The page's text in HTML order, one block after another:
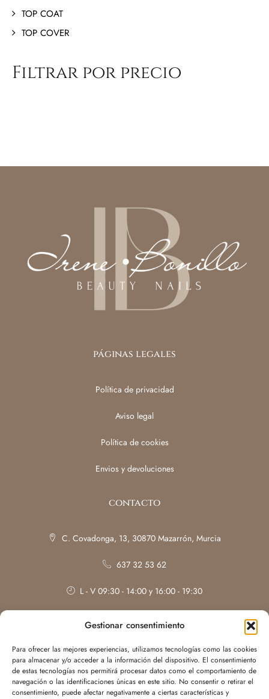
Gestionar consentimiento
Para ofrecer las mejores experiencias, utilizamos tecnologías como las cookies
para almacenar y/o acceder a la información del dispositivo. El consentimiento
de estas tecnologías nos permitirá procesar datos como el comportamiento de
navegación o las identificaciones únicas en este sitio. No consentir o retirar el
consentimiento, puede afectar negativamente a ciertas características y
TOP COAT
TOP COVER
Filtrar por precio
páginas legales
Política de privacidad
Aviso legal
Política de cookies
Envios y devoluciones
contacto
C. Covadonga, 13, 30870 Mazarrón, Murcia
637 32 53 62
L - V 09:30 - 14:00 y 16:00 - 19:30